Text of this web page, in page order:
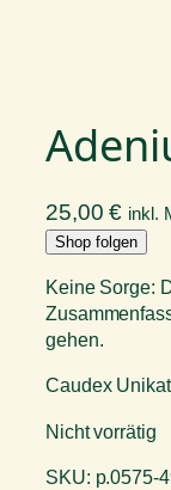
25,00€ inkl.
Shop folgen
Keine Sorge:
gehen.
Caudex Unikat
Nicht vorrätig
SKU: p.0575-